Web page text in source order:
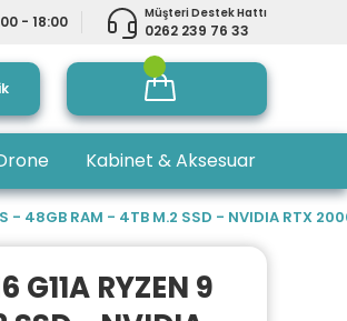
- 18:00 Müşteri Destek Hattı
0262 239 76 33
Kabinet & Aksesuar
- 48GB RAM - 4TB M.2 SSD - NVIDIA RTX
G11A RYZEN 9